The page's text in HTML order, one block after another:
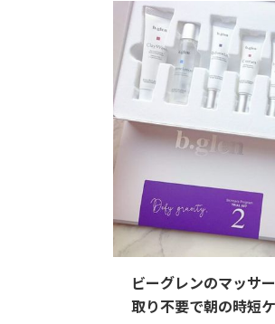
ビーグレンのマッサ
取り不要で朝の時短